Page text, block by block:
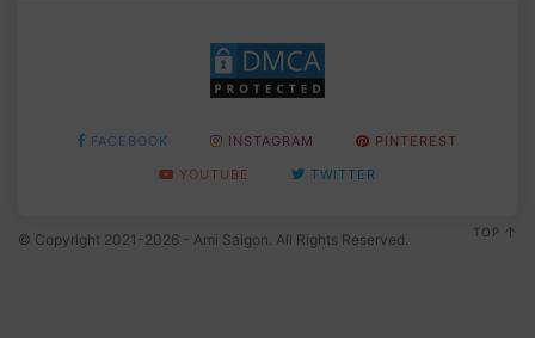
FACEBOOK INSTAGRAM
PINTEREST
YOUTUBE
TWITTER
© Copyright 2021-2026 - Ami Saigon. All Rights Reserved. TOP